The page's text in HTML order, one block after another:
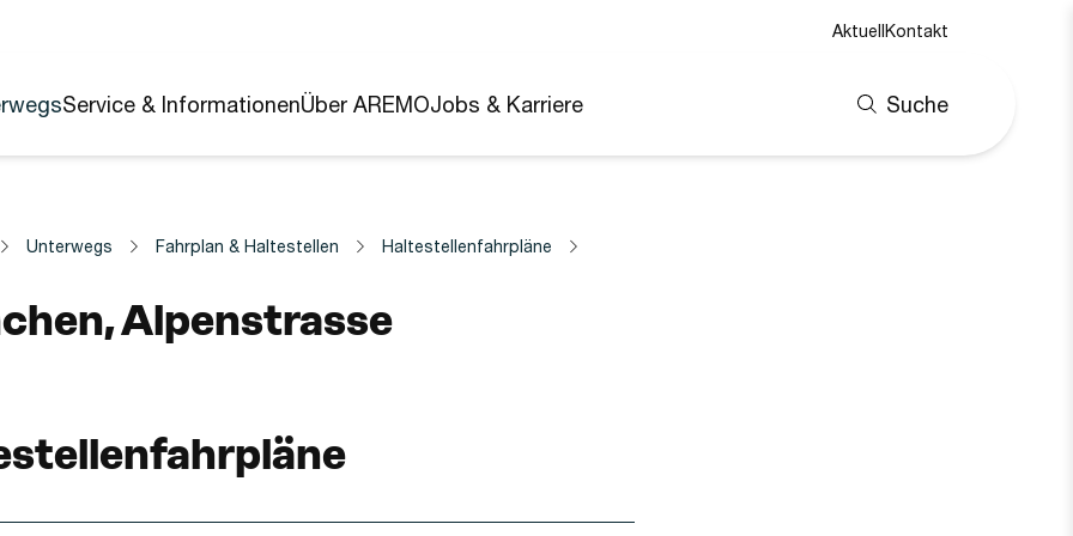
Service & InformationenÜber AREMOJobs & Karriere Suche
AktuellKontakt
Unterwegs Fahrplan & Haltestellen Haltestellenfahrpläne
Alpenstrasse